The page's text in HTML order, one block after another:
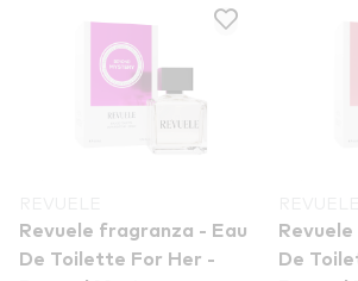
Revuele fragranza - Eau
De Toilette For Her -
De